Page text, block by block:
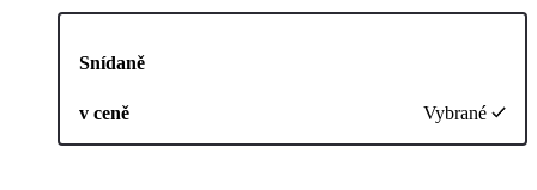
Snídaně
v ceně Vybrané